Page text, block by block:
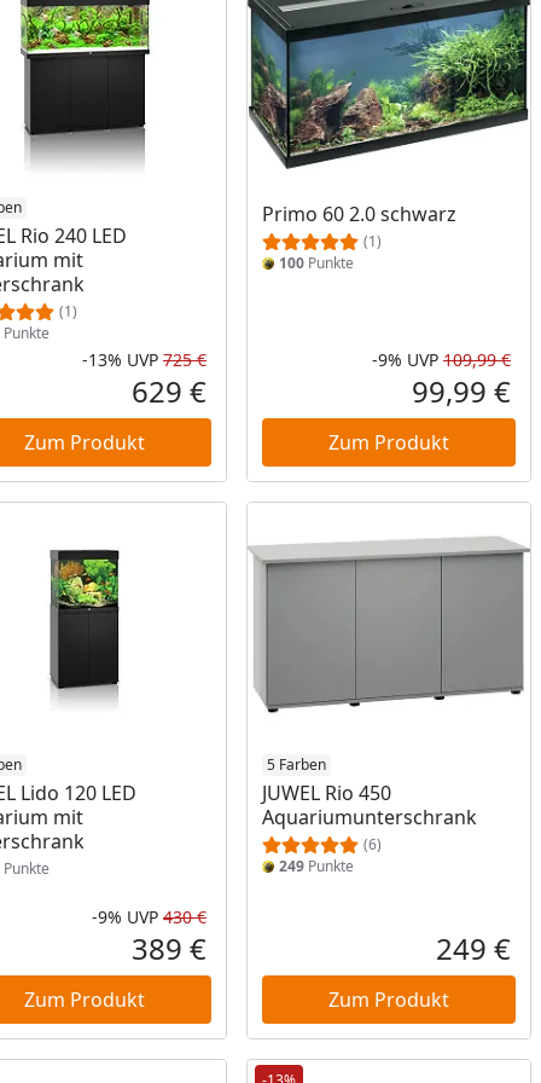
Preis
Rio 240 LED
mit
(1)
Punkte
Rabatt in Prozent
-13%
Ursprünglicher Preis
UVP 725 €
Aktueller Preis
629 €
Zum Produkt
Primo 60 2.0 schwarz
(1)
100 Punkte
-9% UVP 109,99 €
99,99 €
Zum Produkt
Preis
Lido 120 LED
mit
Punkte
Rabatt in Prozent
-9%
Ursprünglicher Preis
UVP 430 €
Aktueller Preis
389 €
Zum Produkt
5 Farben
JUWEL Rio 450
Aquariumunterschrank
(6)
249 Punkte
249 €
Zum Produkt